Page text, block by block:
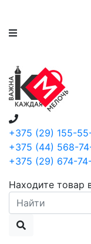
+375 (29) 155-
+375 (44) 568-
+375 (29) 674-
Находите товар